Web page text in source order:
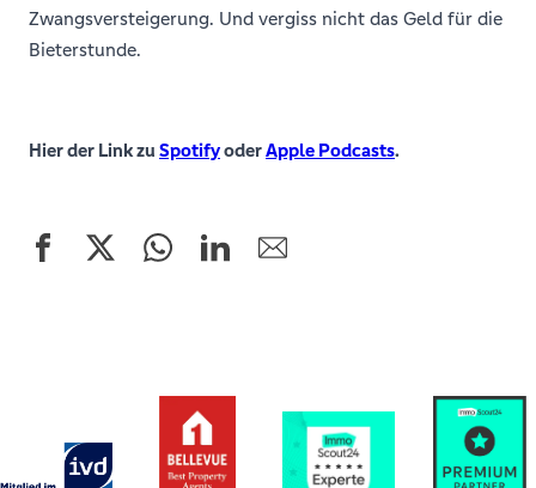
Zwangsversteigerung. Und vergiss nicht das Geld für die
Bieterstunde.
Hier der Link zu SpotifyoderApple Podcasts.